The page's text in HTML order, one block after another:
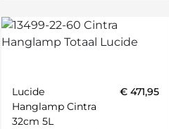
Lucide
Hanglamp Cintra
32cm 5L
€ 471,95